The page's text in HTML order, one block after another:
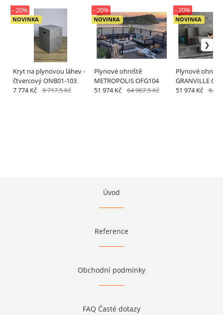
Kryt na plynovou láhev -
čtvercový ONB01-103
NOVINKA
- 20%
7 774 Kč 9 717.5 Kč
Plynové ohniště
METROPOLIS OFG104
NOVINKA
- 20%
51 974 Kč 64 967.5 Kč
Plynové ohniště
GRANVILLE
NOVINKA
- 20%
51 974 Kč 64
Úvod
Reference
Obchodní podmínky
FAQ Časté dotazy